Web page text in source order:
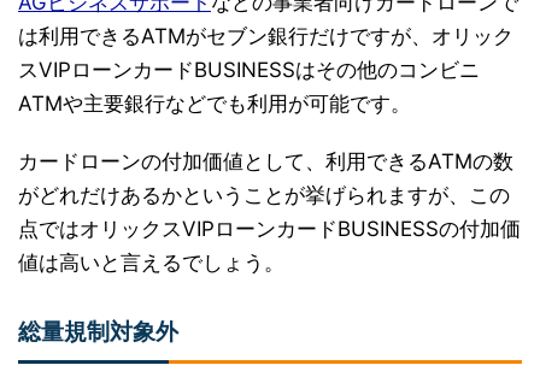
は利用できるATMがセブン銀行だけですが、オリック
スVIPローンカードBUSINESSはその他のコンビニ
ATMや主要銀行などでも利用が可能です。
カードローンの付加価値として、利用できるATMの数
がどれだけあるかということが挙げられますが、この
点ではオリックスVIPローンカードBUSINESSの付加価
値は高いと言えるでしょう。
総量規制対象外